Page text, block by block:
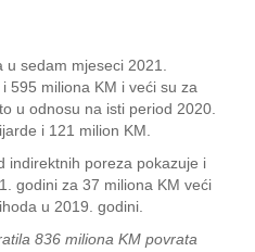
sedam mjeseci 2021.
595 miliona KM i veći su za
u odnosu na isti period 2020.
i 121 milion KM.
indirektnih poreza pokazuje i
godini za 37 miliona KM veći
u 2019. godini.
836 miliona KM povrata